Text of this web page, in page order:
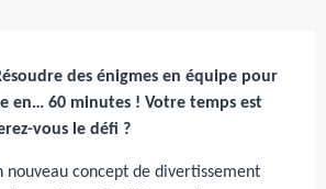
des énigmes en équipe pour
en… 60 minutes ! Votre temps est
vous le défi ?
nouveau concept de divertissement